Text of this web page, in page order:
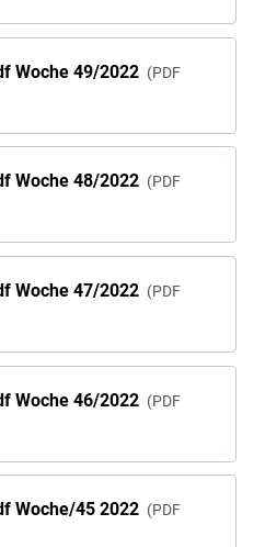
Woche 49/2022
PDF
Woche 48/2022
PDF
Woche 47/2022
PDF
Woche 46/2022
PDF
Woche/45 2022
PDF